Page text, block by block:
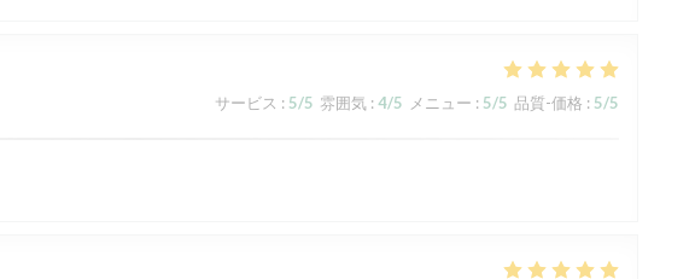
サービス : 5/5 雰囲気 : 4/5 メニュー : 5/5 品質-価格 : 5/5